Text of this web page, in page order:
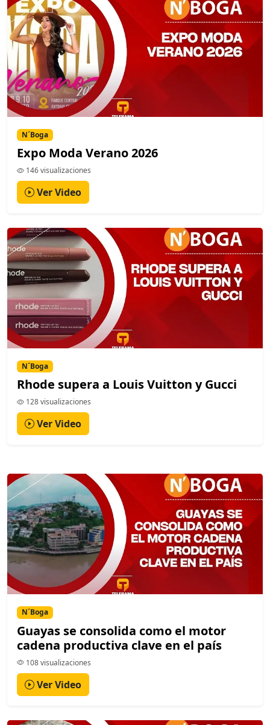
N´Boga
Expo Moda Verano 2026
146 visualizaciones
Ver Video
N´Boga
Rhode supera a Louis Vuitton y Gucci
128 visualizaciones
Ver Video
N´Boga
Guayas se consolida como el motor
cadena productiva clave en el país
108 visualizaciones
Ver Video